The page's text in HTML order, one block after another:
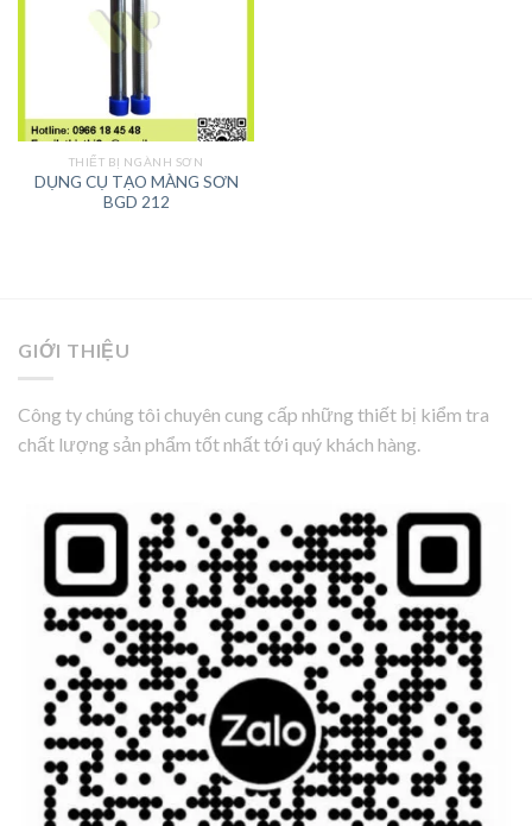
THIẾT BỊ NGÀNH SƠN
DỤNG CỤ TẠO MÀNG SƠN
BGD 212
GIỚI THIỆU
Công ty chúng tôi chuyên cung cấp những thiết bị kiểm tra
chất lượng sản phẩm tốt nhất tới quý khách hàng.